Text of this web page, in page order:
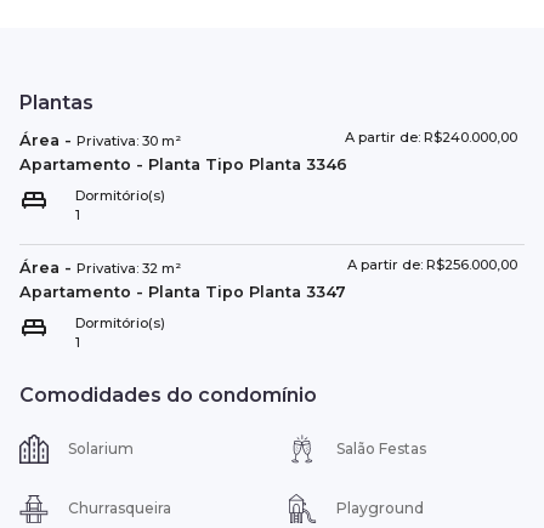
Plantas
Área - Privativa: 30 m² A partir de: R$240.000,00
Apartamento - Planta Tipo Planta 3346
Dormitório(s)
1
Área - Privativa: 32 m² A partir de: R$256.000,00
Apartamento - Planta Tipo Planta 3347
Dormitório(s)
1
Comodidades do condomínio
Solarium Salão Festas
Churrasqueira Playground